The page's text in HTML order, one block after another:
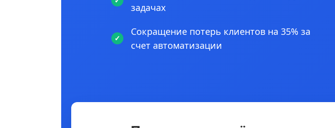
задачах
Сокращение потерь клиентов на 35% за
счет автоматизации